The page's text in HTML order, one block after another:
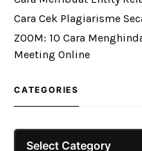
Cara Cek Plagiarisme
ZOOM: 10 Cara
Meeting Online
CATEGORIES
Categories